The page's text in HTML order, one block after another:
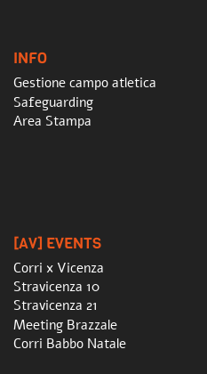
INFO
Gestione campo atletica
Safeguarding
Area Stampa
[AV] EVENTS
Corri x Vicenza
Stravicenza 10
Stravicenza 21
Meeting Brazzale
Corri Babbo Natale